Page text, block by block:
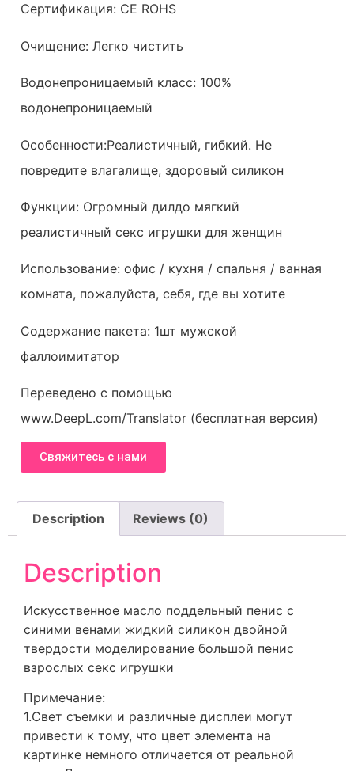
Сертификация: CE ROHS
Очищение: Легко чистить
Водонепроницаемый класс: 100%
водонепроницаемый
Особенности:Реалистичный, гибкий. Не
повредите влагалище, здоровый силикон
Функции: Огромный дилдо мягкий
реалистичный секс игрушки для женщин
Использование: офис / кухня / спальня / ванная
комната, пожалуйста, себя, где вы хотите
Содержание пакета: 1шт мужской
фаллоимитатор
Переведено с помощью
www.DeepL.com/Translator (бесплатная версия)
Свяжитесь с нами
Description Reviews (0)
Description
Искусственное масло поддельный пенис с
синими венами жидкий силикон двойной
твердости моделирование большой пенис
взрослых секс игрушки
Примечание:
1.Свет съемки и различные дисплеи могут
привести к тому, что цвет элемента на
картинке немного отличается от реальной